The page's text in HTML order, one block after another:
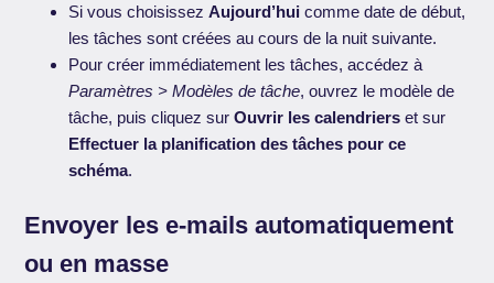
Si vous choisissezAujourd’hui comme date de début,
les tâches sont créées au cours de la nuit suivante.
Pour créer immédiatement les tâches, accédez à
Paramètres > Modèles de tâche, ouvrez le modèle de
tâche, puis cliquez surOuvrir les calendriers et sur
Effectuer la planification des tâches pour ce
schéma.
Envoyer les e-mails automatiquement
ou en masse